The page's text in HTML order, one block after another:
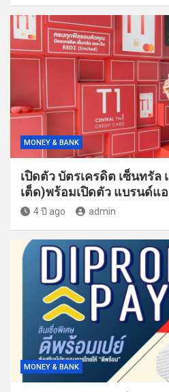
MONEY & BANK
เปิดตัว บัตรเครดิต เซ็นทรัล
เต็ด)พร้อมเปิดตัว แบรนด์แ
4 ปี ago admin
MONEY & BANK